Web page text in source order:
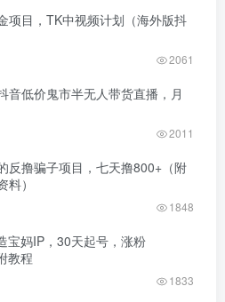
项目，TK中视频计划（海外版抖
2061
音低价鬼市半无人带货直播，月
2011
反撸骗子项目，七天撸800+（附
）
1848
宝妈IP，30天起号，涨粉
教程
1833